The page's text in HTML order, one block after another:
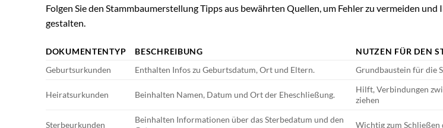
Folgen Sie den Stammbaumerstellung Tipps aus bewährten Quellen, um Fehler zu vermeiden und
gestalten.
DOKUMENTENTYP BESCHREIBUNG
NUTZEN FÜR DEN
Geburtsurkunden
Enthalten Infos zu Geburtsdatum, Ort und Eltern. Grundbaustein für die
Heiratsurkunden Beinhalten Namen, Datum und Ort der Eheschließung.
Hilft, Verbindungen
ziehen
Sterbeurkunden
Beinhalten Informationen über das Sterbedatum und den
Wichtig zum Schließen